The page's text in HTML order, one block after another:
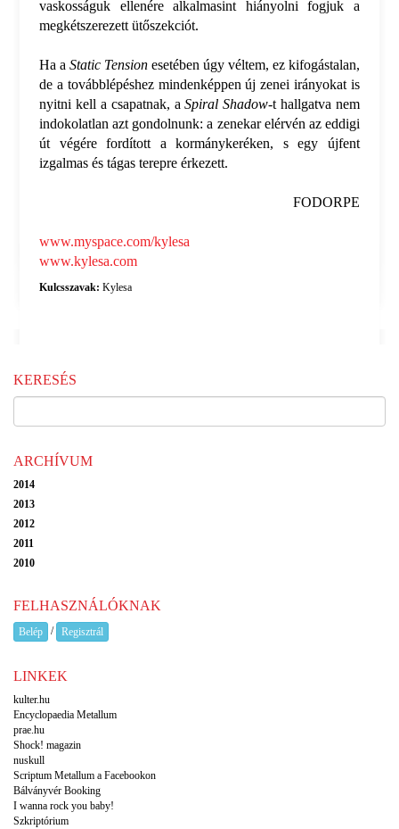
vaskosságuk ellenére alkalmasint hiányolni fogjuk a
megkétszerezett ütőszekciót.
Ha a Static Tension esetében úgy véltem, ez kifogástalan,
de a továbblépéshez mindenképpen új zenei irányokat is
nyitni kell a csapatnak, aSpiral Shadow-t hallgatva nem
indokolatlan azt gondolnunk: a zenekar elérvén az eddigi
út végére fordított a kormánykeréken, s egy újfent
izgalmas és tágas terepre érkezett.
FODORPE
www.myspace.com/kylesa
www.kylesa.com
Kulcsszavak: Kylesa
KERESÉS
ARCHÍVUM
2014
2013
2012
2011
2010
FELHASZNÁLÓKNAK
Belép / Regisztrál
LINKEK
kulter.hu
Encyclopaedia Metallum
prae.hu
Shock! magazin
nuskull
Scriptum Metallum a Facebookon
Bálványvér Booking
I wanna rock you baby!
Szkriptórium